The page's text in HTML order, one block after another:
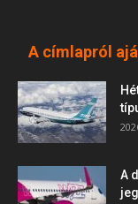
A címlapról
A